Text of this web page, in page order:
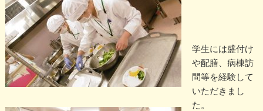
学生には盛付け
や配膳、病棟訪
問等を経験して
いただきまし
た。